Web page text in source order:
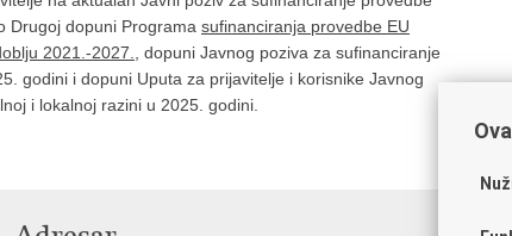
Drugoj dopuni Programa sufinanciranja provedbe EU
2021.-2027.
, dopuni Javnog poziva za sufinanciranje
godini i dopuni Uputa za prijavitelje i korisnike Javnog
i lokalnoj razini u 2025. godini.